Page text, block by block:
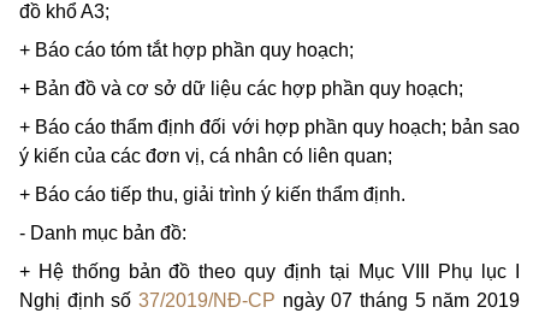
đồ khổ A3;
+ Báo cáo tóm tắt hợp phần quy hoạch;
+ Bản đồ và cơ sở dữ liệu các hợp phần quy hoạch;
+ Báo cáo thẩm định đối với hợp phần quy hoạch; bản sao
ý kiến của các đơn vị, cá nhân có liên quan;
+ Báo cáo tiếp thu, giải trình ý kiến thẩm định.
- Danh mục bản đồ:
+ Hệ thống bản đồ theo quy định tại Mục VIII Phụ lục I
Nghị định số 37/2019/NĐ-CP ngày 07 tháng 5 năm 2019